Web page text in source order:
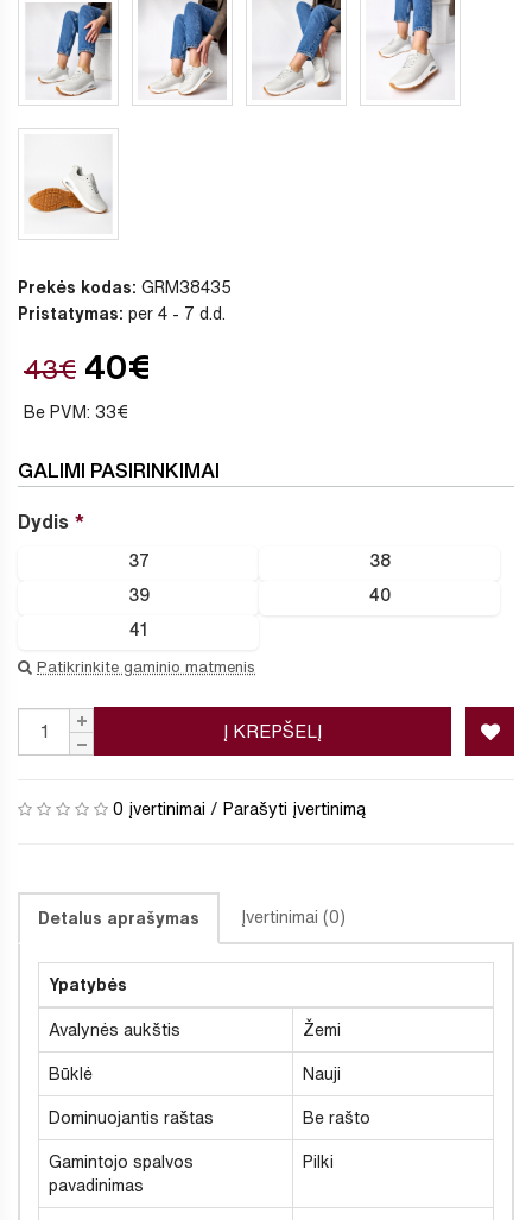
Prekės kodas: GRM38435
Pristatymas: per 4 - 7 d.d.
43€ 40€
Be PVM: 33€
GALIMI PASIRINKIMAI
Dydis
37 38
39 40
41
Patikrinkite gaminio matmenis
Į KREPŠELĮ
0 įvertinimai / Parašyti įvertinimą
Detalus aprašymas Įvertinimai (0)
Ypatybės
Avalynės aukštis Žemi
Būklė Nauji
Dominuojantis raštas Be rašto
Gamintojo spalvos
pavadinimas
Pilki